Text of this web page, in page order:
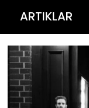
ARTIKLAR